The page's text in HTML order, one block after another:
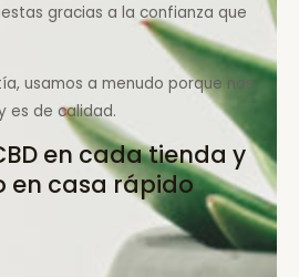
gracias a la confianza que
usamos a menudo porque nos
es de calidad.
en cada tienda y
en casa rápido